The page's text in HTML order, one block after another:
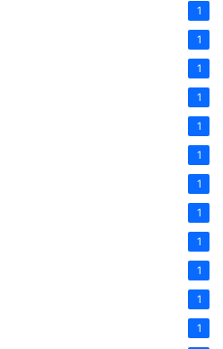
1
1
1
1
1
1
1
1
1
1
1
1